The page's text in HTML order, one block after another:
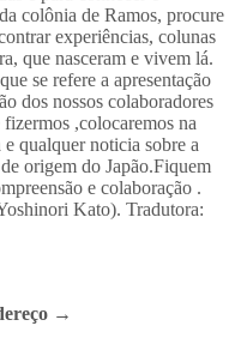
colônia de Ramos, procure
experiências, colunas
que nasceram e vivem lá.
se refere a apresentação
dos nossos colaboradores
,colocaremos na
e qualquer noticia sobre a
origem do Japão.Fiquem
e colaboração .
Kato). Tradutora:
→